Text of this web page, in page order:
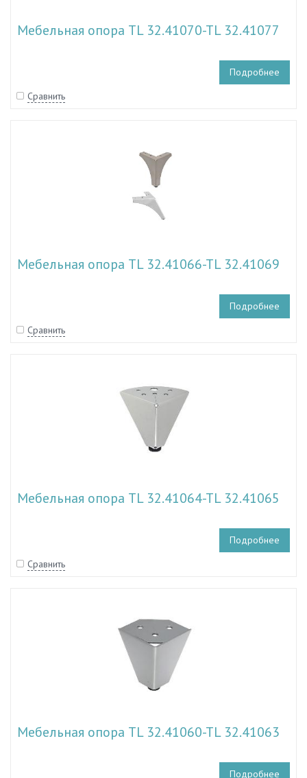
Мебельная опора TL 32.41070-TL 32.41077
Подробнее
Сравнить
Мебельная опора TL 32.41066-TL 32.41069
Подробнее
Сравнить
Мебельная опора TL 32.41064-TL 32.41065
Подробнее
Сравнить
Мебельная опора TL 32.41060-TL 32.41063
Подробнее